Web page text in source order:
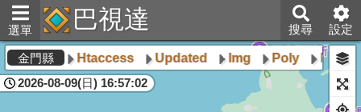
選單 巴視達 搜尋 設定
金門縣 Htaccess Updated Img Poly
2026-08-09(日) 16:57:02